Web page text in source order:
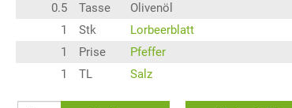
0.5
Tasse
Olivenöl
1
Stk
Lorbeerblatt
1
Prise
Pfeffer
1
TL Salz